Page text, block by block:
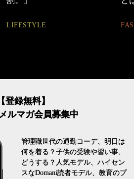
【登録無料】
ルマガ会員募集中
管理職世代の通勤コーデ、明日は
何を着る？子供の受験や習い事、
どうする？人気モデル、ハイセン
スなDomani読者モデル、教育のプ